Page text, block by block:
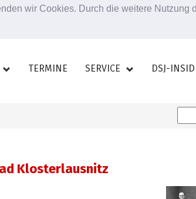
wir Cookies. Durch die weitere Nutzung
TERMINE SERVICE DSJ-
Klosterlausnitz